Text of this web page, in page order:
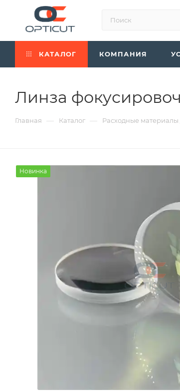
КАТАЛОГ КОМПАНИЯ
Линза
Главная — Каталог — Расходные материалы
Новинка